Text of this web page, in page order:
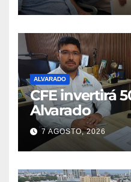
ALVARADO
CFE invertirá
Alvarado
7 AGOSTO, 2026